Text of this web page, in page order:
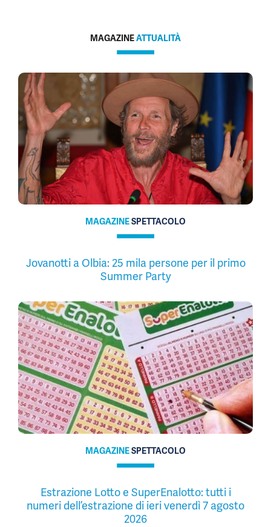
MAGAZINEATTUALITÀ
MAGAZINESPETTACOLO
Jovanotti a Olbia: 25 mila persone per il primo
Summer Party
MAGAZINESPETTACOLO
Estrazione Lotto e SuperEnalotto: tutti i
numeri dell’estrazione di ieri venerdì 7 agosto
2026